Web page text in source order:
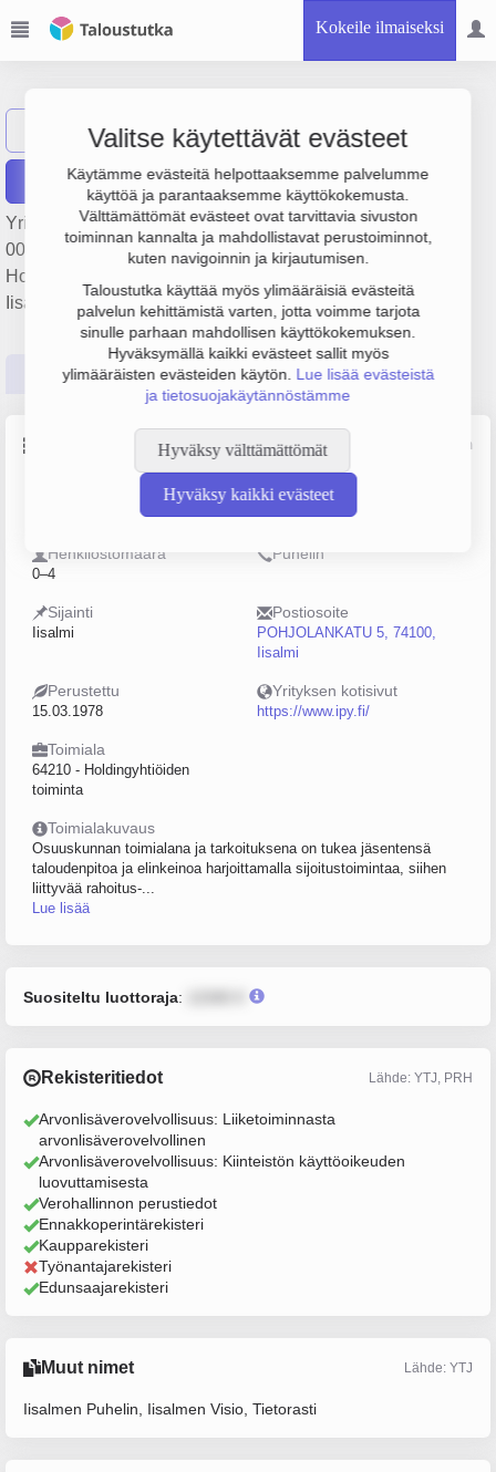
Kokeile ilmaiseksi
Valitse käytettävät evästeet
Käytämme evästeitä helpottaaksemme palvelumme
käyttöä ja parantaaksemme käyttökokemusta.
Välttämättömät evästeet ovat tarvittavia sivuston
toiminnan kannalta ja mahdollistavat perustoiminnot,
kuten navigoinnin ja kirjautumisen.
Taloustutka käyttää myös ylimääräisiä evästeitä
palvelun kehittämistä varten, jotta voimme tarjota
sinulle parhaan mahdollisen käyttökokemuksen.
Hyväksymällä kaikki evästeet sallit myös
ylimääräisten evästeiden käytön. Lue lisää evästeistä
ja tietosuojakäytännöstämme
Hyväksy välttämättömät
Hyväksy kaikki evästeet
Näytä haku Osuuskunta IPY
Raportit
Yrityksen Osuuskunta IPY liikevaihto on 674 000 €, tulos 1
000 € ja henkilöstömäärä 1. Sen päätoimiala on
Holdingyhtiöiden toiminta, perustamisvuosi 1978 ja sijainti
Iisalmi. Yrityksen yhtiömuoto Osuuskunta (OS).
Perustiedot Tilinpäätösluvut Päättäjätiedot
Lähde: YTJ, PRH, Traficom
Yritysmuoto
Osuuskunta (OS)
Henkilöstömäärä
0–4
Puhelin
Sijainti
Iisalmi
Postiosoite
POHJOLANKATU 5, 74100,
Iisalmi
Perustettu
15.03.1978
Yrityksen kotisivut
https://www.ipy.fi/
Toimiala
64210 - Holdingyhtiöiden
toiminta
Toimialakuvaus
Osuuskunnan toimialana ja tarkoituksena on tukea jäsentensä
taloudenpitoa ja elinkeinoa harjoittamalla sijoitustoimintaa, siihen
liittyvää rahoitus-...
Lue lisää
Suositeltu luottoraja:
Rekisteritiedot Lähde: YTJ, PRH
Arvonlisäverovelvollisuus: Liiketoiminnasta
arvonlisäverovelvollinen
Arvonlisäverovelvollisuus: Kiinteistön käyttöoikeuden
luovuttamisesta
Verohallinnon perustiedot
Ennakkoperintärekisteri
Kaupparekisteri
Työnantajarekisteri
Edunsaajarekisteri
Muut nimet Lähde: YTJ
Iisalmen Puhelin, Iisalmen Visio, Tietorasti